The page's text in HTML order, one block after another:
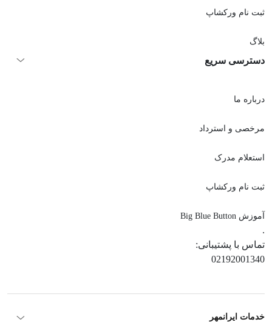
ثبت نام ورکشاپ
بلاگ
دسترسی سریع
درباره ما
مرخصی و استرداد
استعلام مدرک
ثبت نام ورکشاپ
آموزش Big Blue Button
.
تماس با پشتیبانی:
02192001340
خدمات ایرانمهر